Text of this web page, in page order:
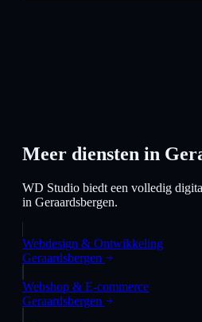
Meer diensten in
WD Studio biedt een volledig
in Geraardsbergen.
Webdesign & Ontwikkeling
Geraardsbergen
Webshop & E-commerce
Geraardsbergen